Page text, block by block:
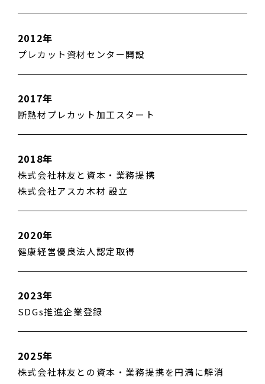
2012年
プレカット資材センター開設
2017年
断熱材プレカット加工スタート
2018年
株式会社林友と資本・業務提携
株式会社アスカ木材 設立
2020年
健康経営優良法人認定取得
2023年
SDGs推進企業登録
2025年
株式会社林友との資本・業務提携を円満に解消